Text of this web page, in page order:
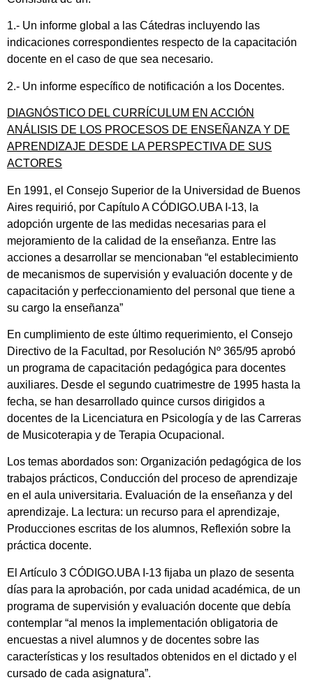
1.- Un informe global a las Cátedras incluyendo las
indicaciones correspondientes respecto de la capacitación
docente en el caso de que sea necesario.
2.- Un informe específico de notificación a los Docentes.
DIAGNÓSTICO DEL CURRÍCULUM EN ACCIÓN
ANÁLISIS DE LOS PROCESOS DE ENSEÑANZA Y DE
APRENDIZAJE DESDE LA PERSPECTIVA DE SUS
ACTORES
En 1991, el Consejo Superior de la Universidad de Buenos
Aires requirió, por Capítulo A CÓDIGO.UBA I-13, la
adopción urgente de las medidas necesarias para el
mejoramiento de la calidad de la enseñanza. Entre las
acciones a desarrollar se mencionaban “el establecimiento
de mecanismos de supervisión y evaluación docente y de
capacitación y perfeccionamiento del personal que tiene a
su cargo la enseñanza”
En cumplimiento de este último requerimiento, el Consejo
Directivo de la Facultad, por Resolución Nº 365/95 aprobó
un programa de capacitación pedagógica para docentes
auxiliares. Desde el segundo cuatrimestre de 1995 hasta la
fecha, se han desarrollado quince cursos dirigidos a
docentes de la Licenciatura en Psicología y de las Carreras
de Musicoterapia y de Terapia Ocupacional.
Los temas abordados son: Organización pedagógica de los
trabajos prácticos, Conducción del proceso de aprendizaje
en el aula universitaria. Evaluación de la enseñanza y del
aprendizaje. La lectura: un recurso para el aprendizaje,
Producciones escritas de los alumnos, Reflexión sobre la
práctica docente.
El Artículo 3 CÓDIGO.UBA I-13 fijaba un plazo de sesenta
días para la aprobación, por cada unidad académica, de un
programa de supervisión y evaluación docente que debía
contemplar “al menos la implementación obligatoria de
encuestas a nivel alumnos y de docentes sobre las
características y los resultados obtenidos en el dictado y el
cursado de cada asignatura”.